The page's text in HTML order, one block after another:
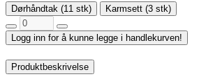
Dørhåndtak (11 stk) Karmsett (3 stk)
Logg inn for å kunne legge i handlekurven!
Produktbeskrivelse